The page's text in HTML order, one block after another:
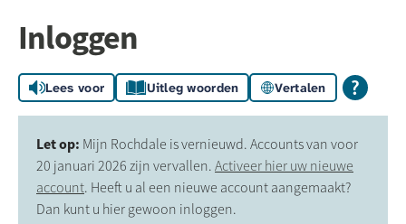
Inloggen
Lees voor Uitleg woorden Vertalen
Let op: Mijn Rochdale is vernieuwd. Accounts van voor
20 januari 2026 zijn vervallen. Activeer hier uw nieuwe
account. Heeft u al een nieuwe account aangemaakt?
Dan kunt u hier gewoon inloggen.